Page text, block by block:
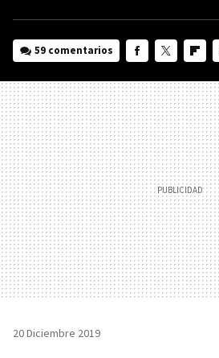
59 comentarios
20 Diciembre 2019